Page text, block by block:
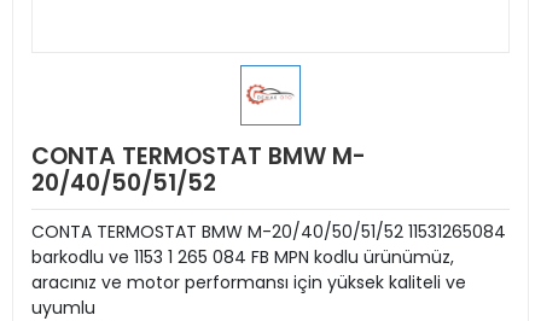
CONTA TERMOSTAT BMW M-
20/40/50/51/52
CONTA TERMOSTAT BMW M-20/40/50/51/52 11531265084
barkodlu ve 1153 1 265 084 FB MPN kodlu ürünümüz,
aracınız ve motor performansı için yüksek kaliteli ve
uyumlu